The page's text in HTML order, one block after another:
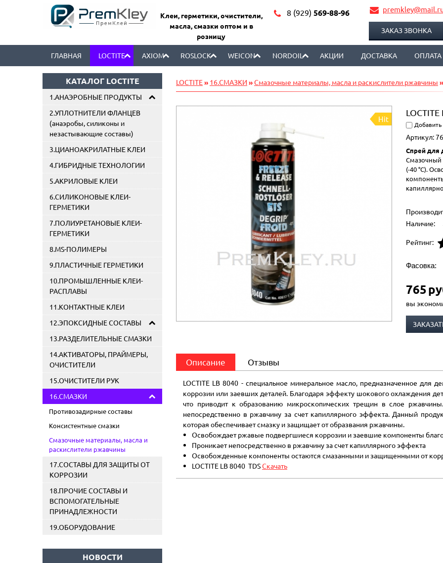
Клеи, герметики, очистители,
масла, смазки оптом и в
розницу
8 (929) 569-88-96
ЗАКАЗ ЗВОНКА
ГЛАВНАЯ LOCTITE AXIOM ROSLOCK WEICON NORDOIL АКЦИИ ДОСТАВКА ОПЛАТА
КАТАЛОГ LOCTITE
1.АНАЭРОБНЫЕ ПРОДУКТЫ
2.УПЛОТНИТЕЛИ ФЛАНЦЕВ
(анаэробы, силиконы и
незастывающие составы)
3.ЦИАНОАКРИЛАТНЫЕ КЛЕИ
4.ГИБРИДНЫЕ ТЕХНОЛОГИИ
5.АКРИЛОВЫЕ КЛЕИ
6.СИЛИКОНОВЫЕ КЛЕИ-
ГЕРМЕТИКИ
7.ПОЛИУРЕТАНОВЫЕ КЛЕИ-
ГЕРМЕТИКИ
8.MS-ПОЛИМЕРЫ
9.ПЛАСТИЧНЫЕ ГЕРМЕТИКИ
10.ПРОМЫШЛЕННЫЕ КЛЕИ-
РАСПЛАВЫ
11.КОНТАКТНЫЕ КЛЕИ
12.ЭПОКСИДНЫЕ СОСТАВЫ
13.РАЗДЕЛИТЕЛЬНЫЕ СМАЗКИ
14.АКТИВАТОРЫ, ПРАЙМЕРЫ,
ОЧИСТИТЕЛИ
15.ОЧИСТИТЕЛИ РУК
16.СМАЗКИ
Противозадирные составы
Консистентные смазки
Смазочные материалы, масла и
раскислители ржавчины
17.СОСТАВЫ ДЛЯ ЗАЩИТЫ ОТ
КОРРОЗИИ
18.ПРОЧИЕ СОСТАВЫ И
ВСПОМОГАТЕЛЬНЫЕ
ПРИНАДЛЕЖНОСТИ
19.ОБОРУДОВАНИЕ
НОВОСТИ
LOCTITE» 16.СМАЗКИ »Смазочные материалы, масла и раскислители ржавчины
Hit
Артикул:
Спрей для
Смазочный
(-40 °C).
Наличие:
Рейтинг:
Фасовка:
765
вы
Описание Отзывы
LOCTITE LB 8040 - специальное минеральное масло, предназначенное для
коррозии или заевших деталей. Благодаря эффекту шокового охлаждения
что приводит к образованию микроскопических трещин в слое
непосредственно в ржавчину за счет капиллярного эффекта. Данный
которая обеспечивает смазку и защищает от образвания ржавчины.
Освобождает ржавые подвергшиеся коррозии и заевшие компоненты
Проникает непосредственно в ржавчину за счет капиллярного эффекта
Освобожденные компоненты остаются смазанными и защищенными от
LOCTITE LB 8040 TDSСкачать